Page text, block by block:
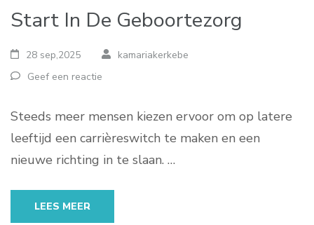
Start In De Geboortezorg
28 sep,2025
kamariakerkebe
Geef een reactie
Steeds meer mensen kiezen ervoor om op latere
leeftijd een carrièreswitch te maken en een
nieuwe richting in te slaan. …
LEES MEER